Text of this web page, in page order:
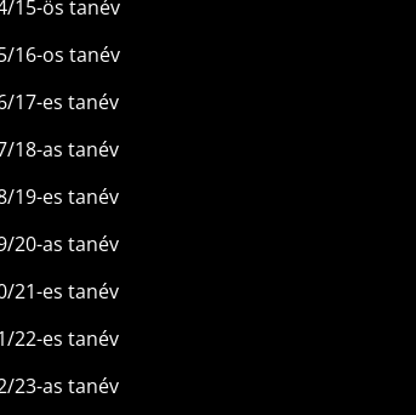
15-ös tanév
16-os tanév
17-es tanév
18-as tanév
19-es tanév
20-as tanév
21-es tanév
22-es tanév
23-as tanév